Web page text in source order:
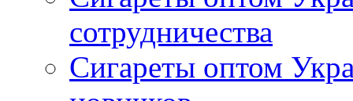
сотрудничества
Сигареты оптом